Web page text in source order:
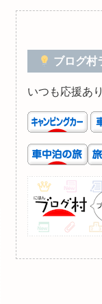
ブログ村
いつも応援あ